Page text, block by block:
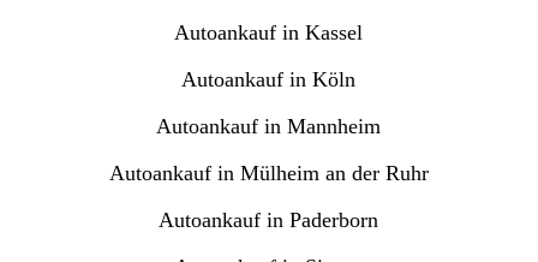
Autoankauf in Kassel
Autoankauf in Köln
Autoankauf in Mannheim
Autoankauf in Mülheim an der Ruhr
Autoankauf in Paderborn